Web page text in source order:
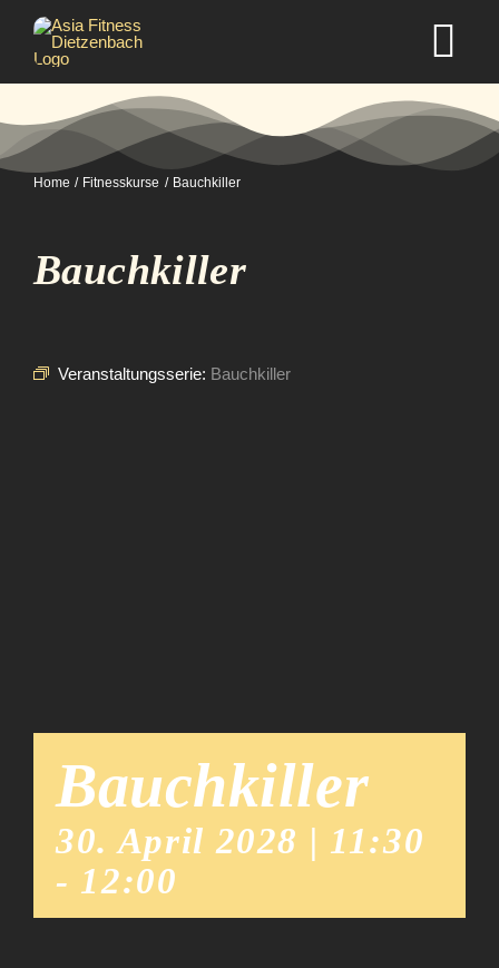
Inhalt
springen
Selbstverteidigung
Home Fitnesskurse Bauchkiller
Bauchkiller
Veranstaltungsserie: Bauchkiller
Bauchkiller
30. April 2028 | 11:30
- 12:00